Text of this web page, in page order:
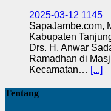
2025-03-12 1145
SapaJambe.com,
Kabupaten
Drs. H. Anwar
Ramadhan di
Kecamatan… [...]
Tentang